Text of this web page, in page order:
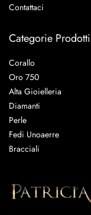
Categorie Prodotti
Corallo
Oro 750
Alta Gioielleria
Diamanti
Perle
Fedi Unoaerre
Bracciali
Contattaci